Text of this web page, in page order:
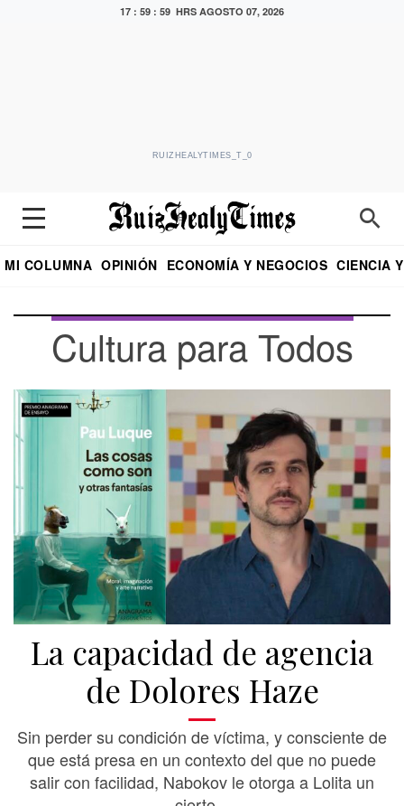
18 : 00 : 00 HRS AGOSTO 07, 2026
RUIZHEALYTIMES_T_0
MI COLUMNA OPINIÓN ECONOMÍA Y NEGOCIOS CIENCIA
Cultura para Todos
La capacidad de agencia
de Dolores Haze
Sin perder su condición de víctima, y consciente de
que está presa en un contexto del que no puede
salir con facilidad, Nabokov le otorga a Lolita un